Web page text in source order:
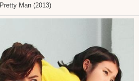
Pretty Man (2013)